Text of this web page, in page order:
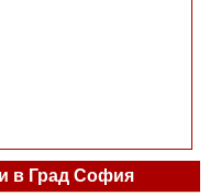
в Град София